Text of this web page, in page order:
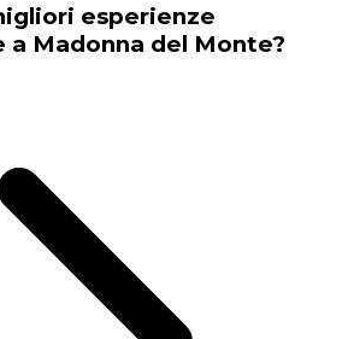
esperienze
a Madonna del Monte?